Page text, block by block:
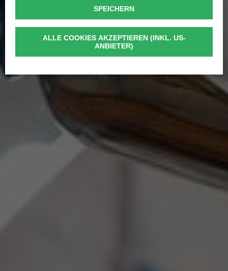
SPEICHERN
ALLE COOKIES AKZEPTIEREN (INKL. US-
ANBIETER)